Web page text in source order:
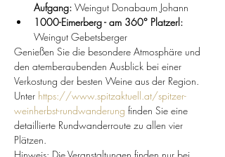
Aufgang: Weingut Donabaum Johann
1000-Eimerberg - am 360° Platzerl:
Weingut Gebetsberger
Genießen Sie die besondere Atmosphäre und
den atemberaubenden Ausblick bei einer
Verkostung der besten Weine aus der Region.
Unter https://www.spitzaktuell.at/spitzer-
weinherbst-rundwanderung finden Sie eine
detaillierte Rundwanderroute zu allen vier
Plätzen.